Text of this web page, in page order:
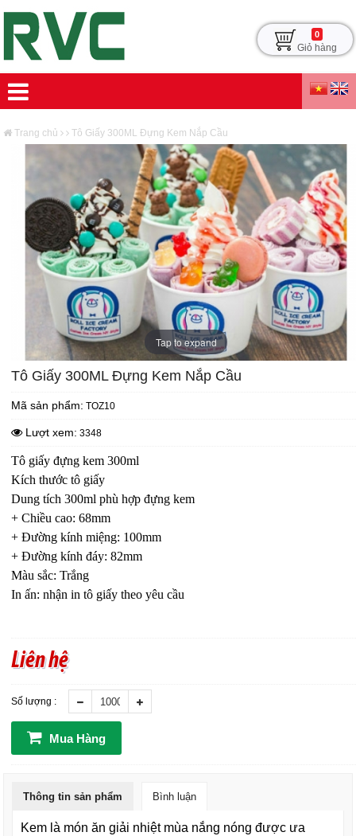
0
Giỏ hàng
Trang chủ Tô Giấy 300ML Đựng Kem Nắp Cầu
Tap to expand
Tô Giấy 300ML Đựng Kem Nắp Cầu
Mã sản phẩm: TOZ10
Lượt xem: 3348
Tô giấy đựng kem 300ml
Kích thước tô giấy
Dung tích 300ml phù hợp đựng kem
+ Chiều cao: 68mm
+ Đường kính miệng: 100mm
+ Đường kính đáy: 82mm
Màu sắc: Trắng
In ấn: nhận in tô giấy theo yêu cầu
Liên hệ
Số lượng :
Mua Hàng
Thông tin sản phẩm Bình luận
Kem là món ăn giải nhiệt mùa nắng nóng được ưa